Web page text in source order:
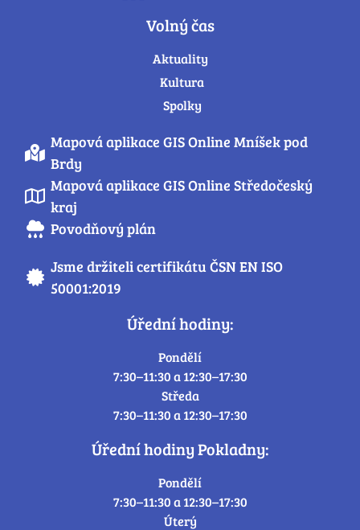
Volný čas
Aktuality
Kultura
Spolky
Mapová aplikace GIS Online Mníšek pod
Brdy
Mapová aplikace GIS Online Středočeský
kraj
Povodňový plán
Jsme držiteli certifikátu ČSN EN ISO
50001:2019
Úřední hodiny:
Pondělí
7:30–11:30 a 12:30–17:30
Středa
7:30–11:30 a 12:30–17:30
Úřední hodiny Pokladny:
Pondělí
7:30–11:30 a 12:30–17:30
Úterý